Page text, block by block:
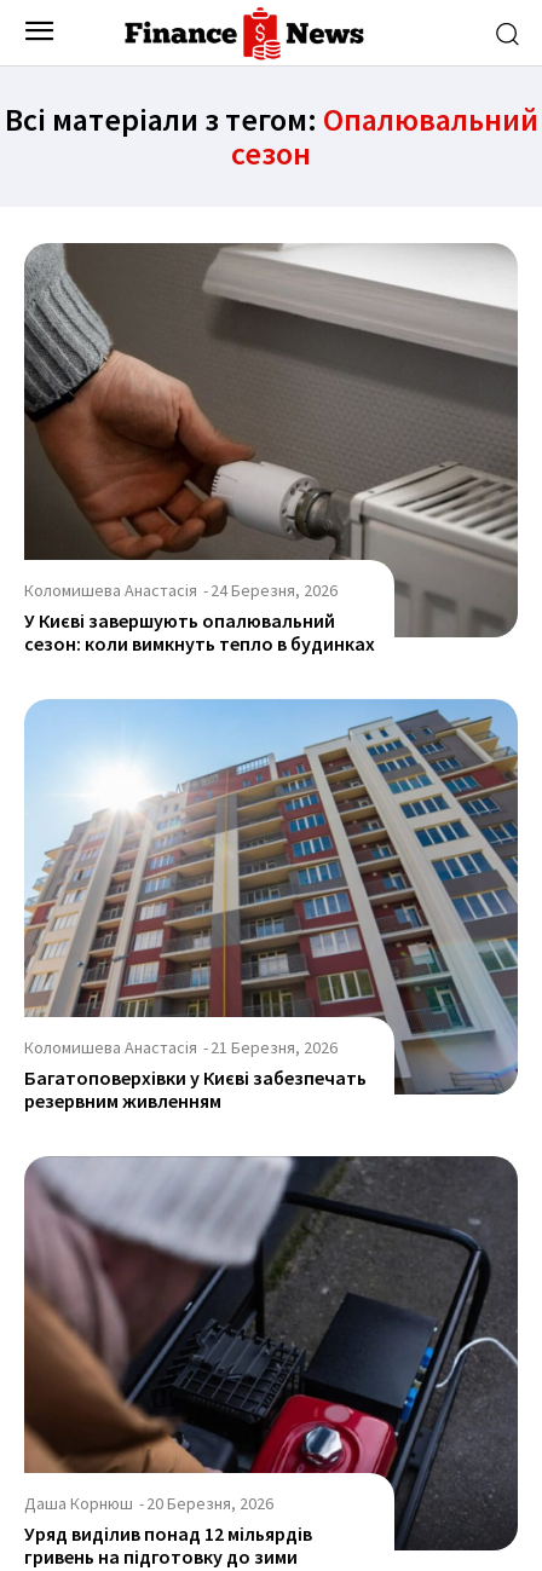
Всі матеріали з тегом: Опалювальний
сезон
Коломишева Анастасія -24 Березня, 2026
У Києві завершують опалювальний
сезон: коли вимкнуть тепло в будинках
Коломишева Анастасія -21 Березня, 2026
Багатоповерхівки у Києві забезпечать
резервним живленням
Даша Корнюш -20 Березня, 2026
Уряд виділив понад 12 мільярдів
гривень на підготовку до зими